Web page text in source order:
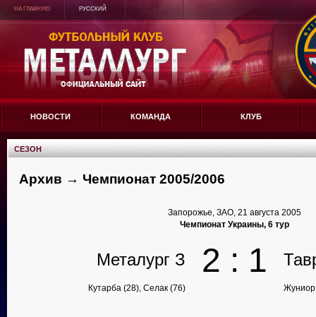
НА ГЛАВНУЮ РУССКИЙ
НОВОСТИ КОМАНДА КЛУБ
СЕЗОН
Архив → Чемпионат 2005/2006
Запорожье, ЗАО, 21 августа 2005
Чемпионат Украины, 6 тур
Металург З 2 : 1
Кутарба (28), Селак (76) Жуниор